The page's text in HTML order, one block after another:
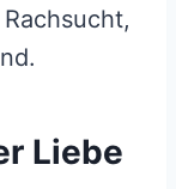
Liebe